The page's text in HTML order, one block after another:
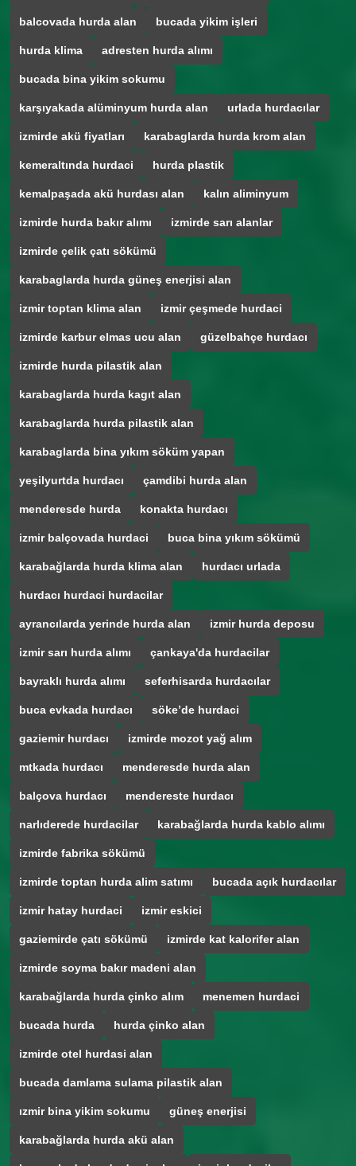
balcovada hurda alan bucada yikim işleri
hurda klima adresten hurda alımı
bucada bina yikim sokumu
karşıyakada alüminyum hurda alan urlada hurdacılar
izmirde akü fiyatları karabaglarda hurda krom alan
kemeraltında hurdaci hurda plastik
kemalpaşada akü hurdası alan kalın aliminyum
izmirde hurda bakır alımı izmirde sarı alanlar
izmirde çelik çatı sökümü
karabaglarda hurda güneş enerjisi alan
izmir toptan klima alan izmir çeşmede hurdaci
izmirde karbur elmas ucu alan güzelbahçe hurdacı
izmirde hurda pilastik alan
karabaglarda hurda kagıt alan
karabaglarda hurda pilastik alan
karabaglarda bina yıkım söküm yapan
yeşilyurtda hurdacı çamdibi hurda alan
menderesde hurda konakta hurdacı
izmir balçovada hurdaci buca bina yıkım sökümü
karabağlarda hurda klima alan hurdacı urlada
hurdacı hurdaci hurdacilar
ayrancılarda yerinde hurda alan izmir hurda deposu
izmir sarı hurda alımı çankaya'da hurdacilar
bayraklı hurda alımı seferhisarda hurdacılar
buca evkada hurdacı söke’de hurdaci
gaziemir hurdacı izmirde mozot yağ alım
mtkada hurdacı menderesde hurda alan
balçova hurdacı mendereste hurdacı
narlıderede hurdacilar karabağlarda hurda kablo alımı
izmirde fabrika sökümü
izmirde toptan hurda alim satımı bucada açık hurdacılar
izmir hatay hurdaci izmir eskici
gaziemirde çatı sökümü izmirde kat kalorifer alan
izmirde soyma bakır madeni alan
karabağlarda hurda çinko alım menemen hurdaci
bucada hurda hurda çinko alan
izmirde otel hurdasi alan
bucada damlama sulama pilastik alan
ızmir bina yikim sokumu güneş enerjisi
karabağlarda hurda akü alan